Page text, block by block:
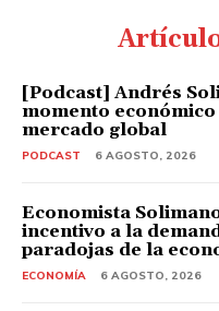
i
o
[Podcast] Andrés
momento
mercado global
PODCAST 6 AGOSTO, 2026
Economista
incentivo a la
paradojas de la
ECONOMÍA 6 AGOSTO, 2026